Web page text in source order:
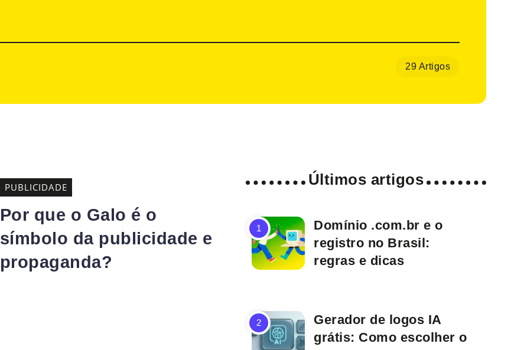
29 Artigos
PUBLICIDADE
Por que o Galo é o
símbolo da publicidade e
propaganda?
Últimos artigos
Domínio .com.br e o
registro no Brasil:
regras e dicas
Gerador de logos IA
grátis: Como escolher o